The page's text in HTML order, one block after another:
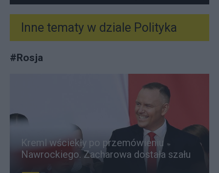
Inne tematy w dziale Polityka
#Rosja
Kreml wściekły po przemówieniu
Nawrockiego. Zacharowa dostała szału